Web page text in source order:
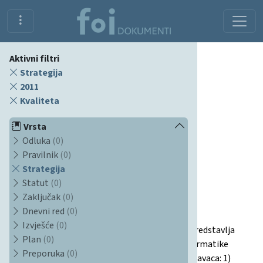
Aktivni filtri
Strategija
2011
Kvaliteta
Vrsta
Odluka (0)
Pravilnik (0)
Strategija
Statut (0)
Zaključak (0)
Dnevni red (0)
Izvješće (0)
Plan (0)
Preporuka (0)
Strategija kvalitete FOI-a
Ovaj dokument, usvojen u srpnju 2011. godine, predstavlja
strategiju kvalitete Fakulteta organizacije i informatike
(FOI) u Varaždinu. Obuhvaća sedam strateških pravaca: 1)